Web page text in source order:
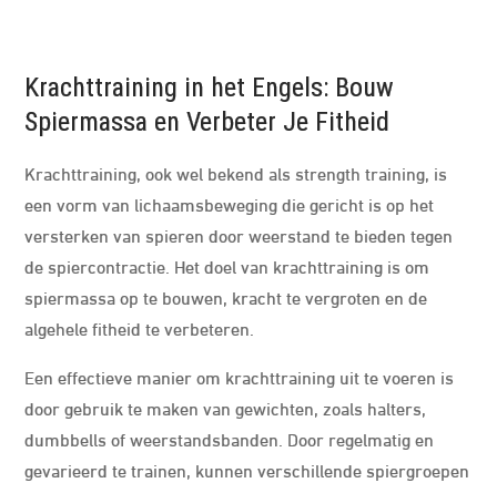
Krachttraining in het Engels: Bouw
Spiermassa en Verbeter Je Fitheid
Krachttraining, ook wel bekend als strength training, is
een vorm van lichaamsbeweging die gericht is op het
versterken van spieren door weerstand te bieden tegen
de spiercontractie. Het doel van krachttraining is om
spiermassa op te bouwen, kracht te vergroten en de
algehele fitheid te verbeteren.
Een effectieve manier om krachttraining uit te voeren is
door gebruik te maken van gewichten, zoals halters,
dumbbells of weerstandsbanden. Door regelmatig en
gevarieerd te trainen, kunnen verschillende spiergroepen